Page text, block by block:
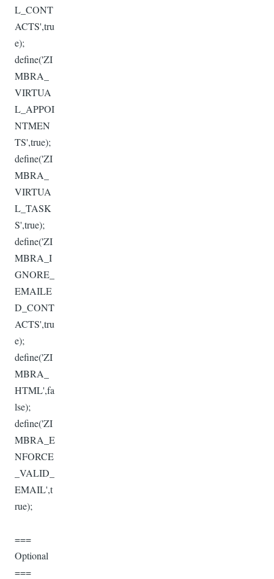
L_CONT
ACTS',tru
e);
define('ZI
MBRA_
VIRTUA
L_APPOI
NTMEN
TS',true);
define('ZI
MBRA_
VIRTUA
L_TASK
S',true);
define('ZI
MBRA_I
GNORE_
EMAILE
D_CONT
ACTS',tru
e);
define('ZI
MBRA_
HTML',fa
lse);
define('ZI
MBRA_E
NFORCE
_VALID_
EMAIL',t
rue);
===
Optional
===